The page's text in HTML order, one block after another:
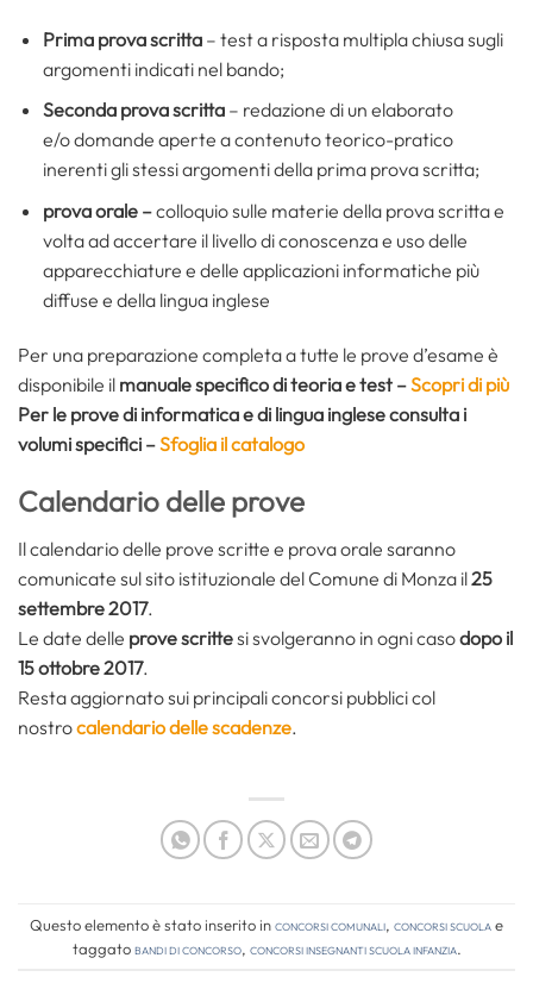
Prima prova scritta– test a risposta multipla chiusa sugli
argomenti indicati nel bando;
Seconda prova scritta– redazione di un elaborato
e/o domande aperte a contenuto teorico-pratico
inerenti gli stessi argomenti della prima prova scritta;
prova orale –colloquio sulle materie della prova scritta e
volta ad accertare il livello di conoscenza e uso delle
apparecchiature e delle applicazioni informatiche più
diffuse e della lingua inglese
Per una preparazione completa a tutte le prove d’esame è
disponibile il manuale specifico di teoria e test –Scopri di più
Per le prove di informatica e di lingua inglese consulta i
volumi specifici –Sfoglia il catalogo
Calendario delle prove
Il calendario delle prove scritte e prova orale saranno
comunicate sul sito istituzionale del Comune di Monza il25
settembre 2017.
Le date delle prove scrittesi svolgeranno in ogni casodopo il
15 ottobre 2017.
Resta aggiornato sui principali concorsi pubblici col
nostrocalendario delle scadenze.
Questo elemento è stato inserito inConcorsi comunali, Concorsi Scuolae
taggatobandi di concorso, concorsi insegnanti scuola infanzia.